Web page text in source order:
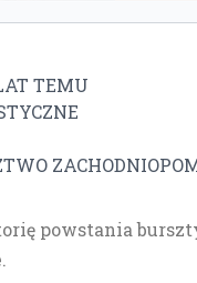
TEMU
powstania